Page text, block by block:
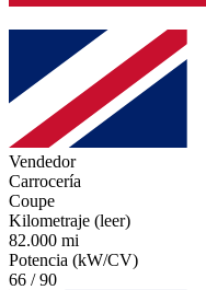
Vendedor
Carrocería
Coupe
Kilometraje (leer)
82.000 mi
Potencia (kW/CV)
66 / 90